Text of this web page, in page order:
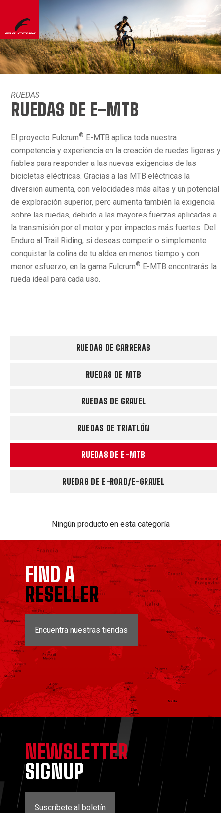
RUEDAS
RUEDAS DE E-MTB
El proyecto Fulcrum® E-MTB aplica toda nuestra
competencia y experiencia en la creación de ruedas ligeras y
fiables para responder a las nuevas exigencias de las
bicicletas eléctricas. Gracias a las MTB eléctricas la
diversión aumenta, con velocidades más altas y un potencial
de exploración superior, pero aumenta también la exigencia
sobre las ruedas, debido a las mayores fuerzas aplicadas a
la transmisión por el motor y por impactos más fuertes. Del
Enduro al Trail Riding, si deseas competir o simplemente
conquistar la colina de tu aldea en menos tiempo y con
menor esfuerzo, en la gama Fulcrum® E-MTB encontrarás la
rueda ideal para cada uso.
RUEDAS DE CARRERAS
RUEDAS DE MTB
RUEDAS DE GRAVEL
RUEDAS DE TRIATLÓN
RUEDAS DE E-MTB
RUEDAS DE E-ROAD/E-GRAVEL
Ningún producto en esta categoría
FIND A
RESELLER
Encuentra nuestras tiendas
NEWSLETTER
SIGNUP
Suscríbete al boletín